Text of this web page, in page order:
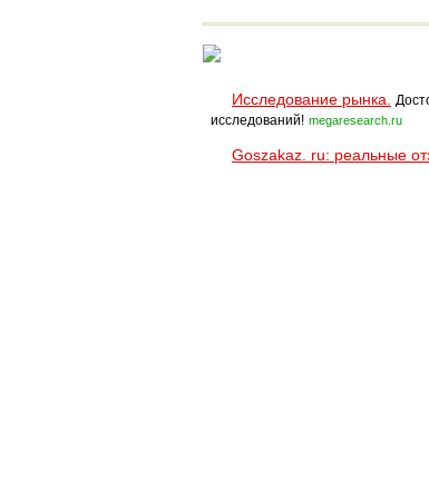
Исследование рынка.
исследований! megaresearch.ru
Goszakaz. ru: реальные